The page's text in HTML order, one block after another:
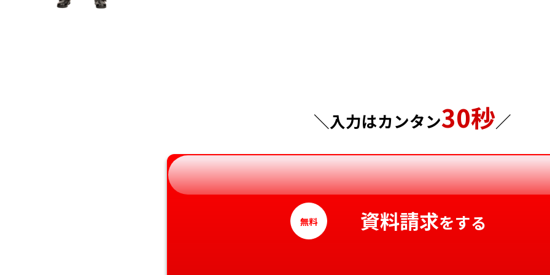
神奈川県
徳島県
愛媛県
＼入力はカンタン30秒／
無料 資料請求をする